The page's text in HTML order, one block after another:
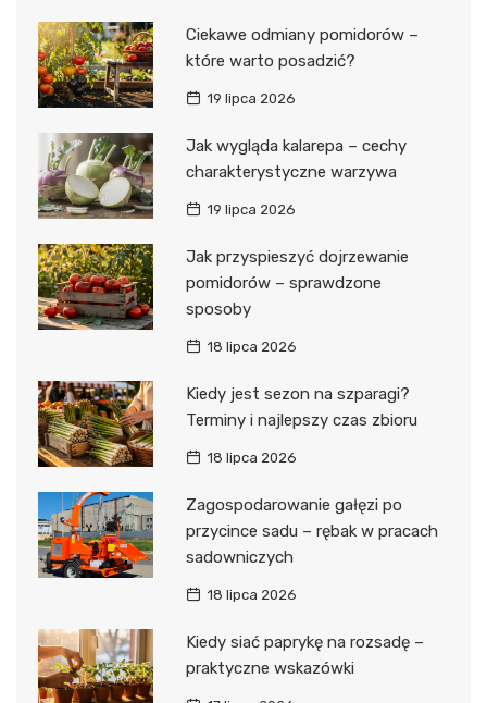
Ciekawe odmiany pomidorów –
które warto posadzić?
19 lipca 2026
Jak wygląda kalarepa – cechy
charakterystyczne warzywa
19 lipca 2026
Jak przyspieszyć dojrzewanie
pomidorów – sprawdzone
sposoby
18 lipca 2026
Kiedy jest sezon na szparagi?
Terminy i najlepszy czas zbioru
18 lipca 2026
Zagospodarowanie gałęzi po
przycince sadu – rębak w pracach
sadowniczych
18 lipca 2026
Kiedy siać paprykę na rozsadę –
praktyczne wskazówki